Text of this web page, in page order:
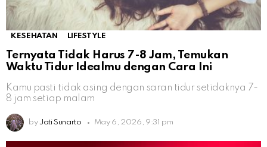
KESEHATAN LIFESTYLE
Ternyata Tidak Harus 7-8 Jam, Temukan
Waktu Tidur Idealmu dengan Cara Ini
Kamu pasti tidak asing dengan saran tidur setidaknya 7-
8 jam setiap malam
by Jati Sunarto May 6, 2026, 9:31 pm